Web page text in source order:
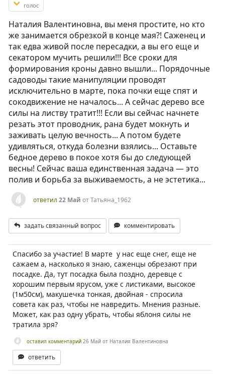
голос
Наталия Валентиновна, вы меня простите, но кто
же занимается обрезкой в конце мая?! Саженец и
так едва живой после пересадки, а вы его еще и
секатором мучить решили!!! Все сроки для
формирования кроны давно вышли... Порядочные
садоводы такие манипуляции проводят
исключительно в марте, пока почки еще спят и
сокодвижение не началось... А сейчас дерево все
силы на листву тратит!!! Если вы сейчас начнете
резать этот проводник, рана будет мокнуть и
заживать целую вечность... А потом будете
удивляться, откуда болезни взялись... Оставьте
бедное дерево в покое хотя бы до следующей
весны! Сейчас ваша единственная задача — это
полив и борьба за выживаемость, а не эстетика...
ответил 22 Май отТатьяна_1962
задать связанный вопрос комментировать
Спасибо за участие! В марте у нас еще снег, еще не
сажаем а, насколько я знаю, саженцы обрезают при
посадке. Да, тут посадка была поздно, деревце с
хорошим первым ярусом, уже с листиками, высокое
(1м50см), макушечка тонкая, двойная - спросила
совета как раз, чтобы не навредить. Мнения разные.
Может, как раз одну убрать, чтобы яблоня силы не
тратила зря?
оставил комментарий 26 Май от Наталия Валентиновна
ответить